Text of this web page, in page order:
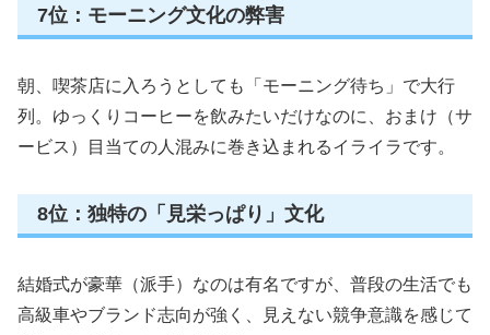
7位：モーニング文化の弊害
朝、喫茶店に入ろうとしても「モーニング待ち」で大行
列。ゆっくりコーヒーを飲みたいだけなのに、おまけ（サ
ービス）目当ての人混みに巻き込まれるイライラです。
8位：独特の「見栄っぱり」文化
結婚式が豪華（派手）なのは有名ですが、普段の生活でも
高級車やブランド志向が強く、見えない競争意識を感じて